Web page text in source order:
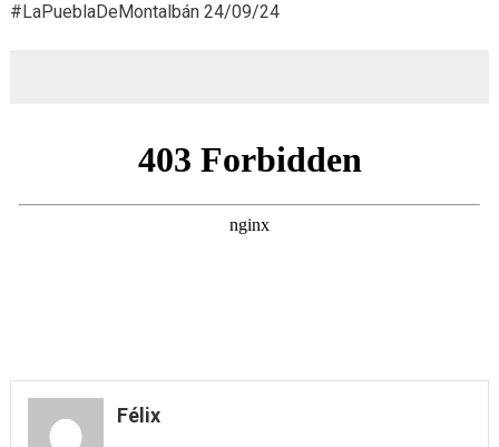
(24/09/24)
#LaPueblaDeMontalbán 24/09/24
Félix